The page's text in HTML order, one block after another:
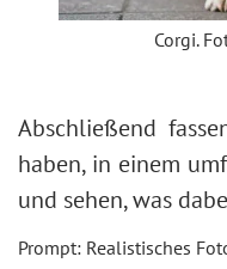
Corgi.
Abschließend
haben, in einem
und sehen, was
Prompt: Realistisches